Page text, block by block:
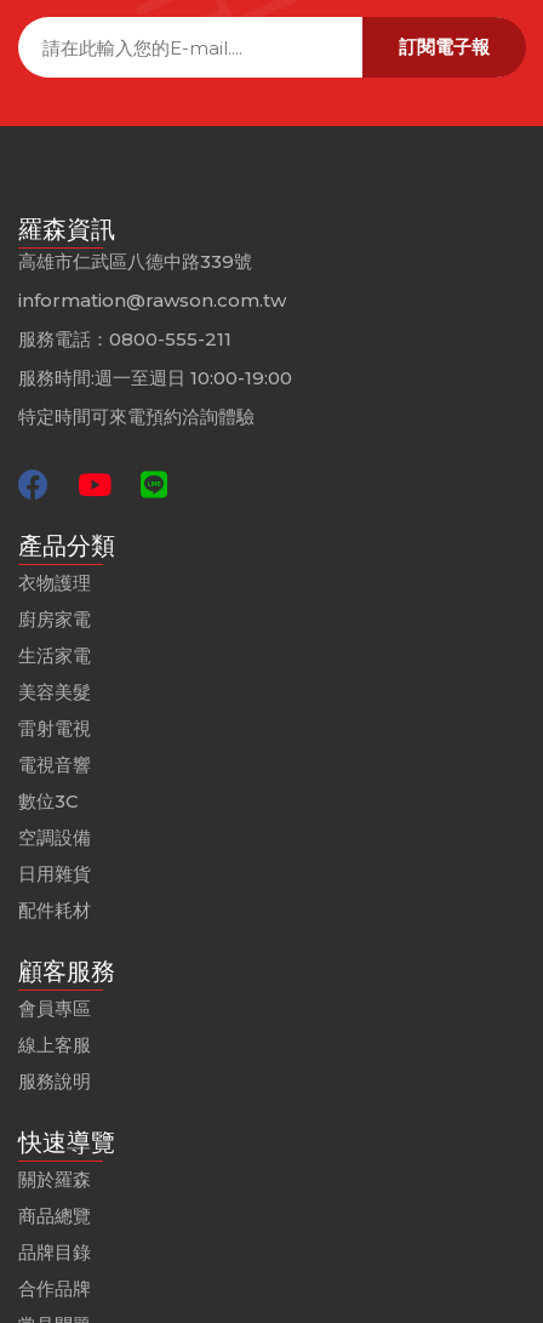
訂閱電子報
羅森資訊
高雄市仁武區八德中路339號
information@rawson.com.tw
服務電話：0800-555-211
服務時間:週一至週日 10:00-19:00
特定時間可來電預約洽詢體驗
產品分類
衣物護理
廚房家電
生活家電
美容美髮
雷射電視
電視音響
數位3C
空調設備
日用雜貨
配件耗材
顧客服務
會員專區
線上客服
服務說明
快速導覽
關於羅森
商品總覽
品牌目錄
合作品牌